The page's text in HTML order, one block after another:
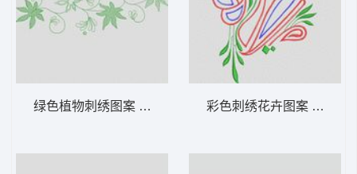
绿色植物刺绣图案 植物花型 彩色刺绣花卉图案 植物花